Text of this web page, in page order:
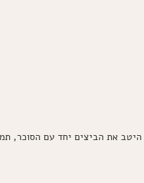
טורפים היטב את הביצים יחד עם הסוכר,